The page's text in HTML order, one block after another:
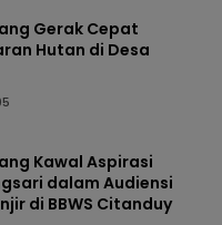
Gerak Cepat
Hutan di Desa
Kawal Aspirasi
dalam Audiensi
di BBWS Citanduy